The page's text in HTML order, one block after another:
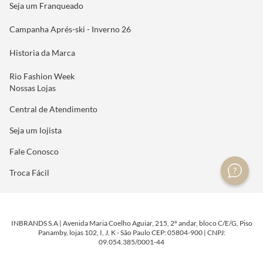
Seja um Franqueado
Campanha Aprés-ski - Inverno 26
Historia da Marca
Rio Fashion Week
Nossas Lojas
Central de Atendimento
Seja um lojista
Fale Conosco
Troca Fácil
INBRANDS S.A | Avenida Maria Coelho Aguiar, 215, 2º andar, bloco C/E/G, Piso
Panamby, lojas 102, I, J, K - São Paulo CEP: 05804-900 | CNPJ:
09.054.385/0001-44